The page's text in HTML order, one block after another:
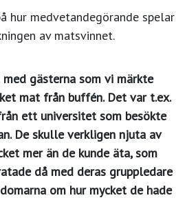
hur medvetandegörande spelar
av matsvinnet.
gästerna som vi märkte
mat från buffén. Det var t.ex.
ett universitet som besökte
De skulle verkligen njuta av
mer än de kunde äta, som
då med deras gruppledare
om hur mycket de hade